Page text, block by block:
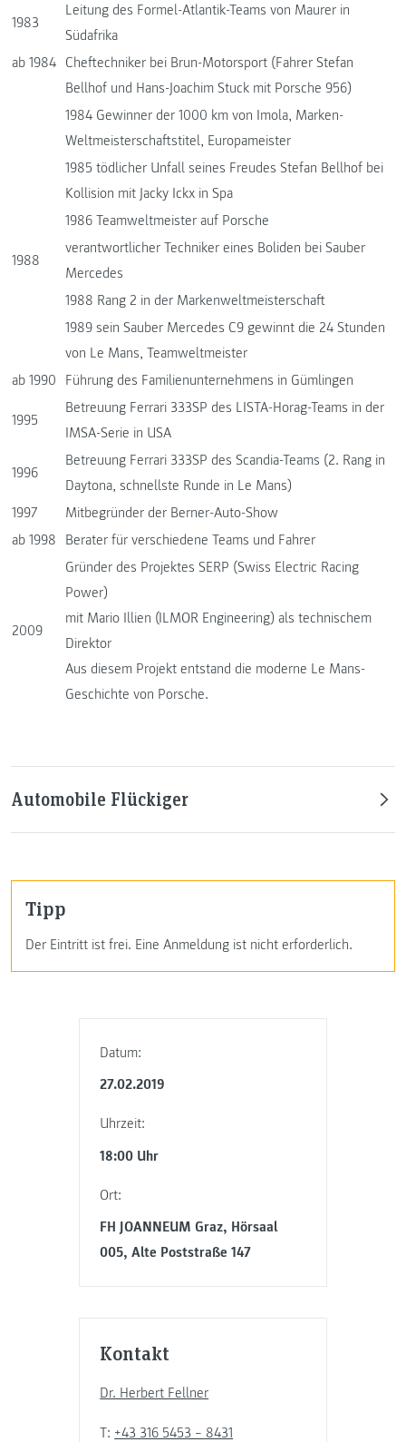
Datum:
27.02.2019
Uhrzeit:
18:00 Uhr
Ort:
FH JOANNEUM Graz, Hörsaal
005, Alte Poststraße 147
Kontakt
Dr. Herbert Fellner
T: +43 316 5453 – 8431
1983
Leitung des Formel-Atlantik-Teams von Maurer in
Südafrika
ab 1984 Cheftechniker bei Brun-Motorsport (Fahrer Stefan
Bellhof und Hans-Joachim Stuck mit Porsche 956)
1984 Gewinner der 1000 km von Imola, Marken-
Weltmeisterschaftstitel, Europameister
1985 tödlicher Unfall seines Freudes Stefan Bellhof bei
Kollision mit Jacky Ickx in Spa
1986 Teamweltmeister auf Porsche
1988
verantwortlicher Techniker eines Boliden bei Sauber
Mercedes
1988 Rang 2 in der Markenweltmeisterschaft
1989 sein Sauber Mercedes C9 gewinnt die 24 Stunden
von Le Mans, Teamweltmeister
ab 1990 Führung des Familienunternehmens in Gümlingen
1995
Betreuung Ferrari 333SP des LISTA-Horag-Teams in der
IMSA-Serie in USA
1996
Betreuung Ferrari 333SP des Scandia-Teams (2. Rang in
Daytona, schnellste Runde in Le Mans)
1997
Mitbegründer der Berner-Auto-Show
ab 1998 Berater für verschiedene Teams und Fahrer
2009
Gründer des Projektes SERP (Swiss Electric Racing
Power)
mit Mario Illien (ILMOR Engineering) als technischem
Direktor
Aus diesem Projekt entstand die moderne Le Mans-
Geschichte von Porsche.
Automobile Flückiger
Tipp
Der Eintritt ist frei. Eine Anmeldung ist nicht erforderlich.